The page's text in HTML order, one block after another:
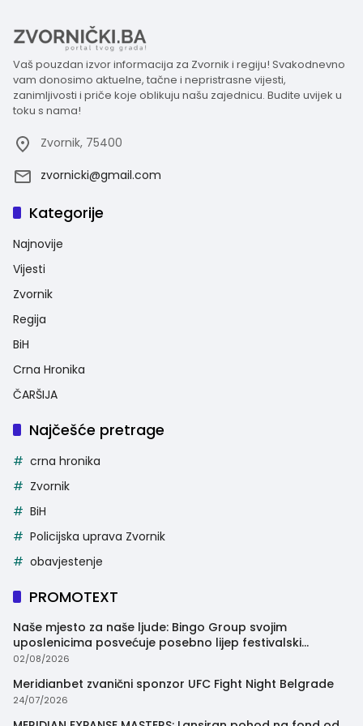
Vaš pouzdan izvor informacija za Zvornik i regiju! Svakodnevno
vam donosimo aktuelne, tačne i nepristrasne vijesti,
zanimljivosti i priče koje oblikuju našu zajednicu. Budite uvijek u
toku s nama!
Zvornik, 75400
zvornicki@gmail.com
Kategorije
Najnovije
Vijesti
Zvornik
Regija
BiH
Crna Hronika
ČARŠIJA
Najčešće pretrage
crna hronika
Zvornik
BiH
Policijska uprava Zvornik
obavjestenje
PROMOTEXT
Naše mjesto za naše ljude: Bingo Group svojim
uposlenicima posvećuje posebno lijep festivalski
trenutak
02/08/2026
Meridianbet zvanični sponzor UFC Fight Night Belgrade
24/07/2026